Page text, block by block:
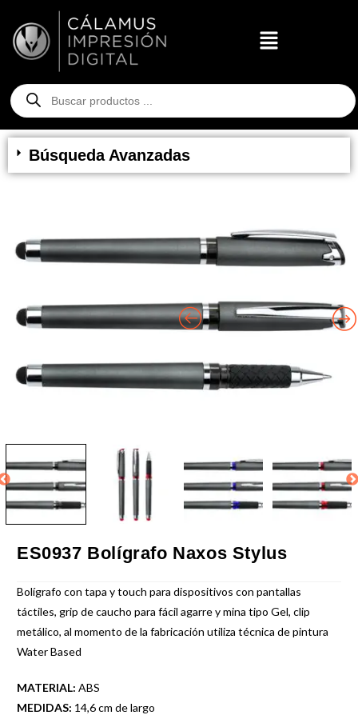
Búsqueda Avanzadas
ES0937 Bolígrafo Naxos Stylus
Bolígrafo con tapa y touch para dispositivos con pantallas
táctiles, grip de caucho para fácil agarre y mina tipo Gel, clip
metálico, al momento de la fabricación utiliza técnica de pintura
Water Based
MATERIAL: ABS
MEDIDAS: 14,6 cm de largo